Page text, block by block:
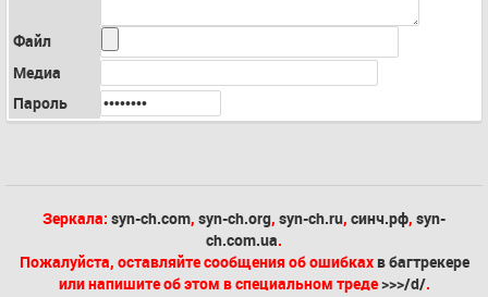
Файл
Медиа
Пароль
Зеркала: syn-ch.com, syn-ch.org, syn-ch.ru, синч.рф, syn-
ch.com.ua.
Пожалуйста, оставляйте сообщения об ошибках в багтрекере
или напишите об этом в специальном треде>>>/d/.